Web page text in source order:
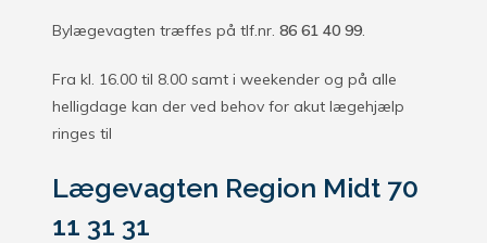
Bylægevagten træffes på tlf.nr. 86 61 40 99.
Fra kl. 16.00 til 8.00 samt i weekender og på alle
helligdage kan der ved behov for akut lægehjælp
ringes til
Lægevagten Region Midt 70
11 31 31